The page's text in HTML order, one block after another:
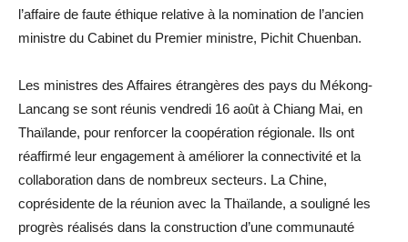
l’affaire de faute éthique relative à la nomination de l’ancien
ministre du Cabinet du Premier ministre, Pichit Chuenban.
Les ministres des Affaires étrangères des pays du Mékong-
Lancang se sont réunis vendredi 16 août à Chiang Mai, en
Thaïlande, pour renforcer la coopération régionale. Ils ont
réaffirmé leur engagement à améliorer la connectivité et la
collaboration dans de nombreux secteurs. La Chine,
coprésidente de la réunion avec la Thaïlande, a souligné les
progrès réalisés dans la construction d’une communauté